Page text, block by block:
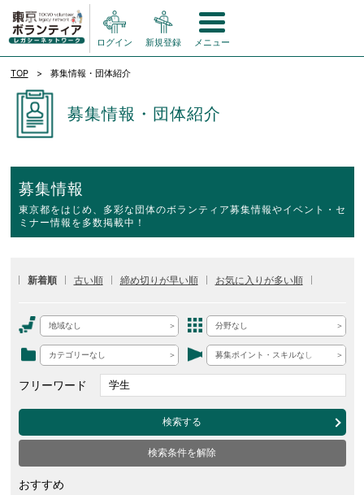
ログイン 新規登録 メニュー
TOP 募集情報・団体紹介
募集情報・団体紹介
募集情報
東京都をはじめ、多彩な団体のボランティア募集情報やイベント・セ
ミナー情報を多数掲載中！
新着順 古い順 締め切りが早い順 お気に入りが多い順
地域なし 分野なし
カテゴリーなし 募集ポイント・スキルなし
フリーワード
検索する
検索条件を解除
おすすめ